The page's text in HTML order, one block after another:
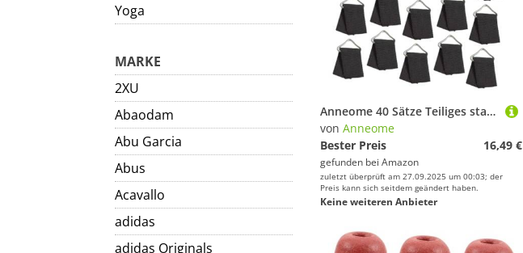
Yoga
MARKE
2XU
Abaodam
Abu Garcia
Abus
Acavallo
adidas
adidas Originals
Anneome 40 Sätze Teiliges stabiles Trampolin dreiecksringe Robustes Metall tragbare austauschbare Trampolin Ring schnallen für Indoor und Outdoor langlebig und wiederverwendbar
von Anneome
Bester Preis
16,49 €
gefunden bei Amazon
zuletzt überprüft am 27.09.2025 um 00:03; der
Preis kann sich seitdem geändert haben.
Keine weiteren Anbieter